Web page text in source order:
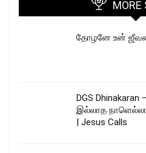
MORE
தோழனே உன் ஜீவன்
DGS Dhinakaran
இல்லாத
| Jesus Calls